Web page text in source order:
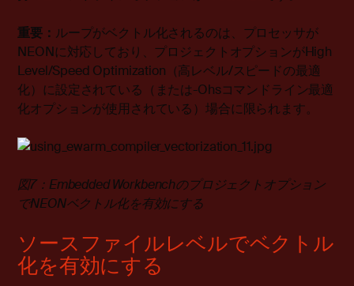
重要： ループがベクトル化されるのは、プロセッサが
NEONに対応しており、プロジェクトオプションがHigh
Level/Speed Optimization（高レベル/スピードの最適
化）に設定されている（または-Ohsコマンドライン最適
化オプションが使用されている）場合に限られます。
図7： Embedded Workbenchのプロジェクトオプション
でNEONベクトル化を有効にする
ソースファイルレベルでベクトル
化を有効にする